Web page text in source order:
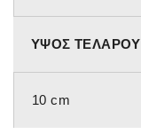
ΎΨΟΣ ΤΕΛΆΡΟΥ
10 cm